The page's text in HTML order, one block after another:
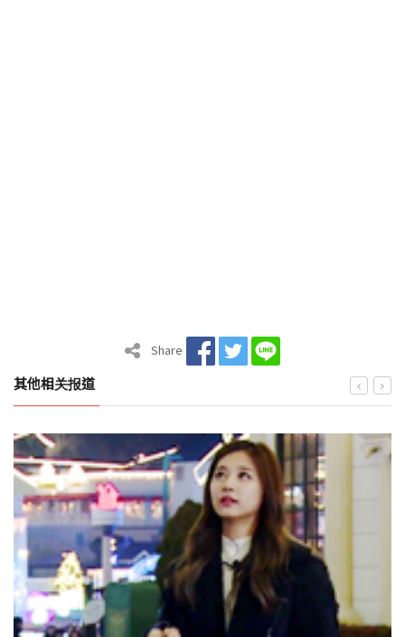
Share
其他相关报道